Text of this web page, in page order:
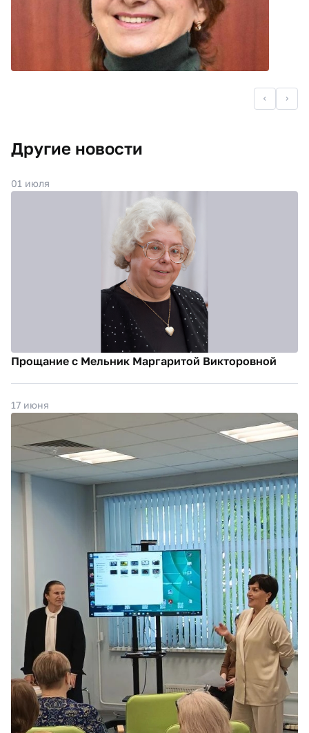
Другие новости
01 июля
Прощание с Мельник Маргаритой Викторовной
17 июня